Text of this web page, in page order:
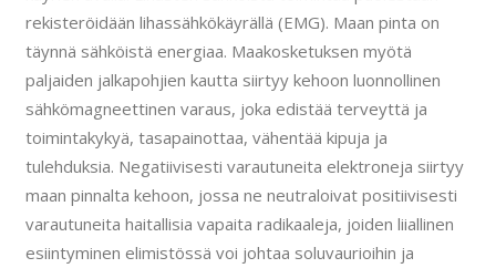
rekisteröidään lihassähkökäyrällä (EMG). Maan pinta on
täynnä sähköistä energiaa. Maakosketuksen myötä
paljaiden jalkapohjien kautta siirtyy kehoon luonnollinen
sähkömagneettinen varaus, joka edistää terveyttä ja
toimintakykyä, tasapainottaa, vähentää kipuja ja
tulehduksia. Negatiivisesti varautuneita elektroneja siirtyy
maan pinnalta kehoon, jossa ne neutraloivat positiivisesti
varautuneita haitallisia vapaita radikaaleja, joiden liiallinen
esiintyminen elimistössä voi johtaa soluvaurioihin ja